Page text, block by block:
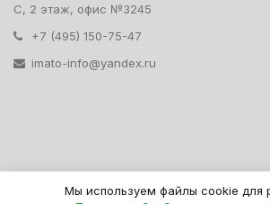
С, 2 этаж, офис №3245
+7 (495) 150-75-47
imato-info@yandex.ru
Мы используем файлы cookie для